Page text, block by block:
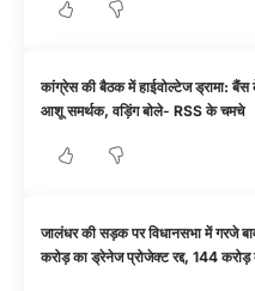
कांग्रेस की बैठक में हाईवोल्टेज ड्रामा:
आशू समर्थक, वड़िंग बोले- RSS के चमचे
जालंधर की सड़क पर विधानसभा में गरजे
करोड़ का ड्रेनेज प्रोजेक्ट रद्द, 144